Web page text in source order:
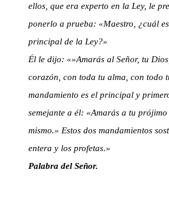
ellos, que era experto en la Ley, le
ponerlo a prueba: «Maestro, ¿cuál
principal de la Ley?»
Él le dijo: «»Amarás al Señor, tu
corazón, con toda tu alma, con todo
mandamiento es el principal y
semejante a él: «Amarás a tu
mismo.» Estos dos mandamientos
entera y los profetas.»
Palabra del Señor.